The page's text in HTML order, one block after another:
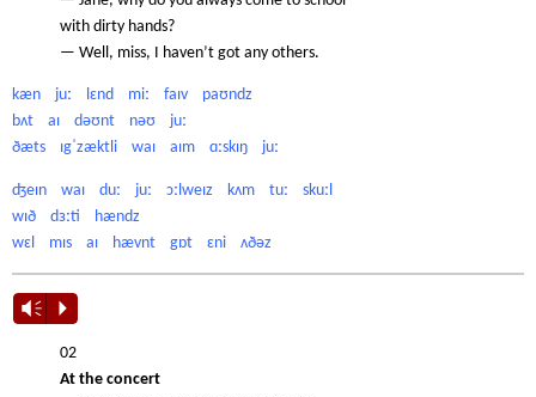
with dirty hands?
— Well, miss, I haven’t got any others.
kæn juː lɛnd miː faɪv
paʊndz
bʌt
aɪ dəʊnt nəʊ
juː
ðæts
ɪgˈzæktli waɪ aɪm ɑːskɪŋ juː
ʤeɪn waɪ duː juː ɔːlweɪz kʌm tuː
skuːl
wɪð
dɜːti
hændz
wɛl
mɪs aɪ hævnt gɒt ɛni ʌðəz
Vm P
02
At the concert